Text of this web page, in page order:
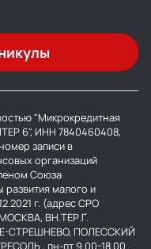
"Микрокредитная
6", ИНН 7840460408,
записи в
организаций
Союза
малого и
г. (адрес СРО
ВН.ТЕР.Г.
СТРЕШНЕВО, ПОЛЕССКИЙ
пн-пт 9.00-18.00.